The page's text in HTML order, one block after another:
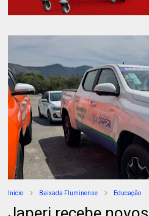
Início Baixada Fluminense Educação